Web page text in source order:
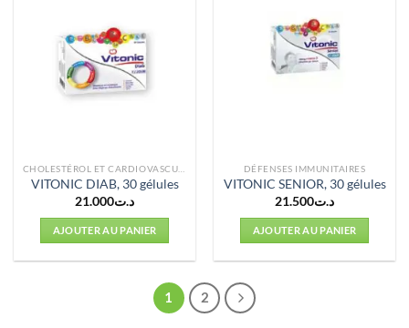
VITONIC DIAB, 30 gélules
د.ت21.000
AJOUTER AU PANIER
DÉFENSES IMMUNITAIRES
VITONIC SENIOR, 30 gélules
د.ت21.500
AJOUTER AU PANIER
1 2